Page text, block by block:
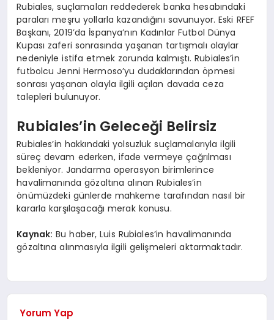
Rubiales, suçlamaları reddederek banka hesabındaki
paraları meşru yollarla kazandığını savunuyor. Eski RFEF
Başkanı, 2019’da İspanya’nın Kadınlar Futbol Dünya
Kupası zaferi sonrasında yaşanan tartışmalı olaylar
nedeniyle istifa etmek zorunda kalmıştı. Rubiales’in
futbolcu Jenni Hermoso’yu dudaklarından öpmesi
sonrası yaşanan olayla ilgili açılan davada ceza
talepleri bulunuyor.
Rubiales’in Geleceği Belirsiz
Rubiales’in hakkındaki yolsuzluk suçlamalarıyla ilgili
süreç devam ederken, ifade vermeye çağrılması
bekleniyor. Jandarma operasyon birimlerince
havalimanında gözaltına alınan Rubiales’in
önümüzdeki günlerde mahkeme tarafından nasıl bir
kararla karşılaşacağı merak konusu.
Kaynak: Bu haber, Luis Rubiales’in havalimanında
gözaltına alınmasıyla ilgili gelişmeleri aktarmaktadır.
Yorum Yap